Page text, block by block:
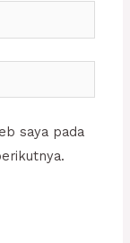
saya pada